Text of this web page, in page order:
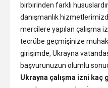
birbirinden farklı
danışmanlık
mercilere yapılan çalışma
tecrübe geçmişinize
girişimde, Ukrayna
başvurunuzun olumlu
Ukrayna çalışma izni kaç